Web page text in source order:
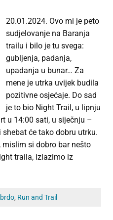
20.01.2024. Ovo mi je peto
sudjelovanje na Baranja
trailu i bilo je tu svega:
gubljenja, padanja,
upadanja u bunar… Za
mene je utrka uvijek budila
pozitivne osjećaje. Do sad
je to bio Night Trail, u lipnju
u 14:00 sati, u siječnju –
će tako dobru utrku.
mislim si dobro bar nešto
traila, izlazimo iz
, Run and Trail